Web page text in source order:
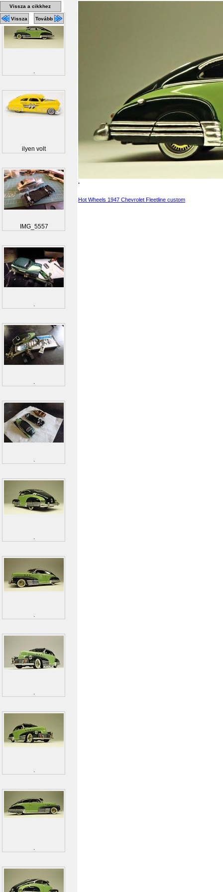
.
Hot Wheels 1947 Chevrolet Fleetline custom
Vissza a cikkhez
Vissza Tovább
.
ilyen volt
IMG_5557
.
.
.
.
.
.
.
.